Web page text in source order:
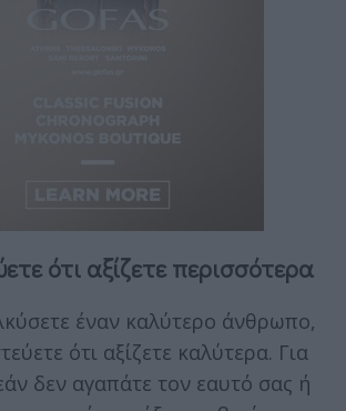
ότι αξίζετε περισσότερα
έναν καλύτερο άνθρωπο,
ότι αξίζετε καλύτερα. Για
δεν αγαπάτε τον εαυτό σας ή